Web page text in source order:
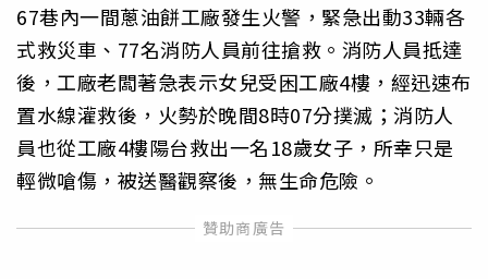
67巷內一間蔥油餅工廠發生火警，緊急出動33輛各
式救災車、77名消防人員前往搶救。消防人員抵達
後，工廠老闆著急表示女兒受困工廠4樓，經迅速布
置水線灌救後，火勢於晚間8時07分撲滅；消防人
員也從工廠4樓陽台救出一名18歲女子，所幸只是
輕微嗆傷，被送醫觀察後，無生命危險。